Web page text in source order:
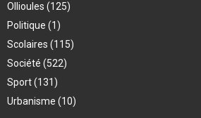
Ollioules (125)
Politique (1)
Scolaires (115)
Société (522)
Sport(131)
Urbanisme (10)